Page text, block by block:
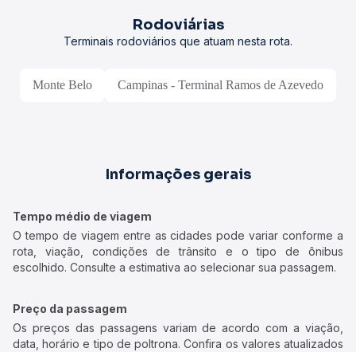
Rodoviárias
Terminais rodoviários que atuam nesta rota.
Monte Belo Campinas - Terminal Ramos de Azevedo
Informações gerais
Tempo médio de viagem
O tempo de viagem entre as cidades pode variar conforme a
rota, viação, condições de trânsito e o tipo de ônibus
escolhido. Consulte a estimativa ao selecionar sua passagem.
Preço da passagem
Os preços das passagens variam de acordo com a viação,
data, horário e tipo de poltrona. Confira os valores atualizados